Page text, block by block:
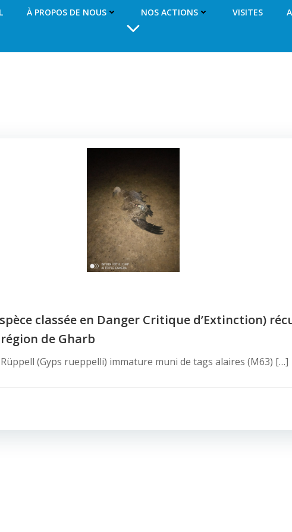
À PROPOS DE NOUS NOS ACTIONS VISITES
classée en Danger Critique d’Extinction)
de Gharb
(Gyps rueppelli) immature muni de tags alaires (M63) […]